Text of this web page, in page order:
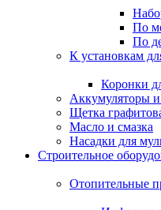
По
По
К установкам
Коронки
Аккумуляторы и
Щетка
Масло и смазка
Насадки для
Строительное
Отопительные